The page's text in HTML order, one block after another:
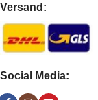
Versand:
Social Media: